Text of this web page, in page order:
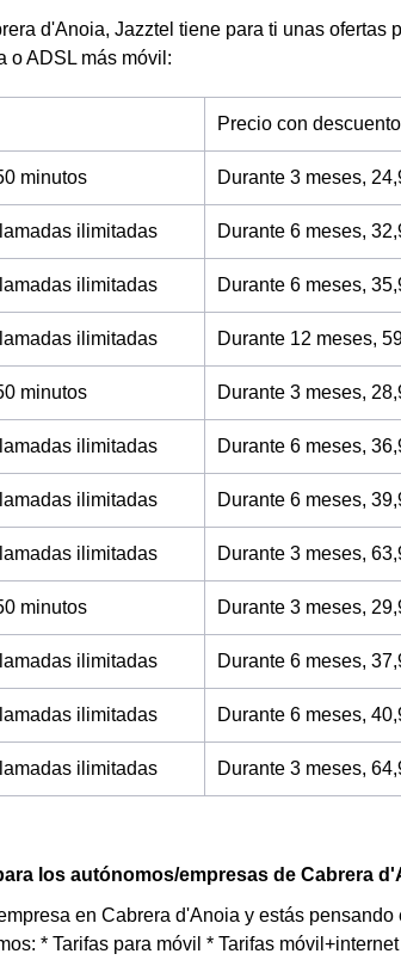
d'Anoia, Jazztel tiene para ti unas ofertas
o ADSL más móvil:
Precio con
minutos Durante 3 meses,
ilimitadas Durante 6 meses,
ilimitadas Durante 6 meses,
ilimitadas Durante 12 meses,
minutos Durante 3 meses,
ilimitadas Durante 6 meses,
ilimitadas Durante 6 meses,
ilimitadas Durante 3 meses,
minutos Durante 3 meses,
ilimitadas Durante 6 meses,
ilimitadas Durante 6 meses,
ilimitadas Durante 3 meses,
los autónomos/empresas de Cabrera
en Cabrera d'Anoia y estás
* Tarifas para móvil * Tarifas